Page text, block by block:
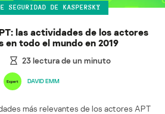
SEGURIDAD DE KASPERSKY
las actividades de los actores
en todo el mundo en 2019
23lectura de un minuto
DAVID EMM
más relevantes de los actores APT